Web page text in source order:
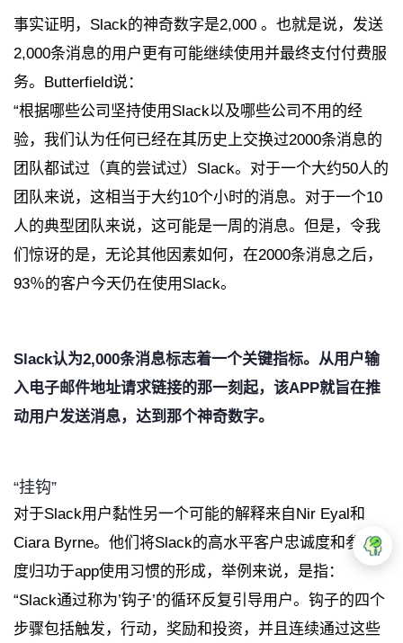
事实证明，Slack的神奇数字是2,000 。也就是说，发送
2,000条消息的用户更有可能继续使用并最终支付付费服
务。Butterfield说：
“根据哪些公司坚持使用Slack以及哪些公司不用的经
验，我们认为任何已经在其历史上交换过2000条消息的
团队都试过（真的尝试过）Slack。对于一个大约50人的
团队来说，这相当于大约10个小时的消息。对于一个10
人的典型团队来说，这可能是一周的消息。但是，令我
们惊讶的是，无论其他因素如何，在2000条消息之后，
93％的客户今天仍在使用Slack。
Slack认为2,000条消息标志着一个关键指标。从用户输
入电子邮件地址请求链接的那一刻起，该APP就旨在推
动用户发送消息，达到那个神奇数字。
“挂钩”
对于Slack用户黏性另一个可能的解释来自Nir Eyal和
Ciara Byrne。他们将Slack的高水平客户忠诚度和参与
度归功于app使用习惯的形成，举例来说，是指：
“Slack通过称为’钩子’的循环反复引导用户。钩子的四个
步骤包括触发，行动，奖励和投资，并且连续通过这些